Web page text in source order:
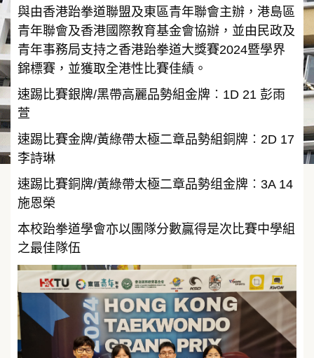
與由香港跆拳道聯盟及東區青年聯會主辦，港島區
青年聯會及香港國際教育基金會協辦，並由民政及
青年事務局支持之香港跆拳道大獎賽2024暨學界
錦標賽，並獲取全港性比賽佳績。
速踢比賽銀牌/黑帶高麗品勢組金牌︰1D 21 彭雨
萱
速踢比賽金牌/黃綠帶太極二章品勢組銅牌︰2D 17
李詩琳
速踢比賽銅牌/黃綠帶太極二章品勢组金牌︰3A 14
施恩榮
本校跆拳道學會亦以團隊分數贏得是次比賽中學組
之最佳隊伍